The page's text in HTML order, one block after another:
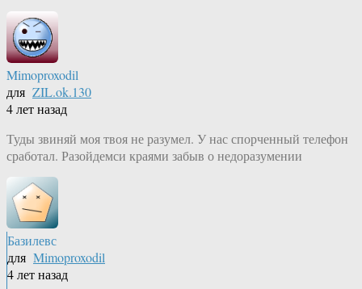
Mimoproxodil
для ZIL.ok.130
4 лет назад
Туды звиняй моя твоя не разумел. У нас спорченный телефон
сработал. Разойдемси краями забыв о недоразумении
Базилевс
для Mimoproxodil
4 лет назад